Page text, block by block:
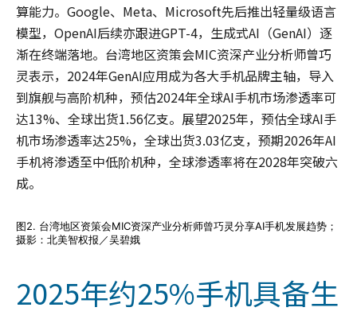
算能力。Google、Meta、Microsoft先后推出轻量级语言
模型，OpenAI后续亦跟进GPT-4，生成式AI（GenAI）逐
渐在终端落地。台湾地区资策会MIC资深产业分析师曾巧
灵表示，2024年GenAI应用成为各大手机品牌主轴，导入
到旗舰与高阶机种，预估2024年全球AI手机市场渗透率可
达13%、全球出货1.56亿支。展望2025年，预估全球AI手
机市场渗透率达25%，全球出货3.03亿支，预期2026年AI
手机将渗透至中低阶机种，全球渗透率将在2028年突破六
成。
图2. 台湾地区资策会MIC资深产业分析师曾巧灵分享AI手机发展趋势；
摄影：北美智权报／吴碧娥
2025年约25%手机具备生